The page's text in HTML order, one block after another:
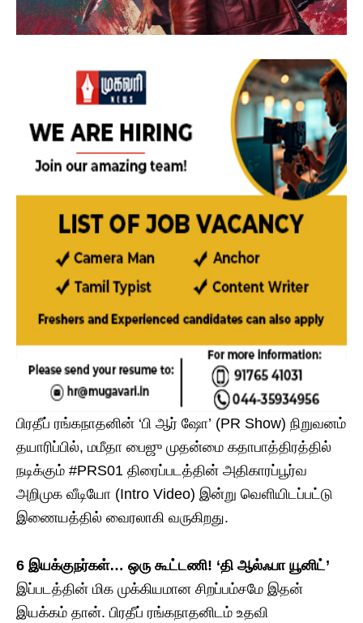
பிரதீப் ரங்கநாதனின் ‘பி ஆர் ஷோ’ (PR Show) நிறுவனம்
தயாரிப்பில், மமீதா பைஜு முதன்மை கதாபாத்திரத்தில்
நடிக்கும் #PRS01 திரைப்படத்தின் அதிகாரப்பூர்வ
அறிமுக வீடியோ (Intro Video) இன்று வெளியிடப்பட்டு
இணையத்தில் வைரலாகி வருகிறது.
6 இயக்குநர்கள்… ஒரு கூட்டணி! ‘தி ஆல்ஃபா யூனிட்’
இப்படத்தின் மிக முக்கியமான சிறப்பம்சமே இதன்
இயக்கம் தான். பிரதீப் ரங்கநாதனிடம் உதவி